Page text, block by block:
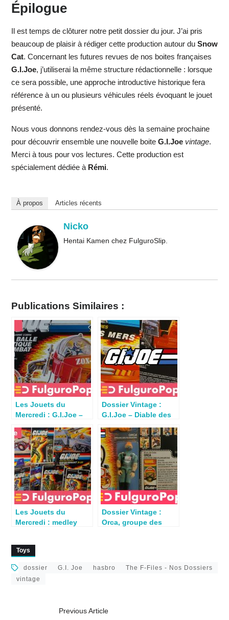
Épilogue
Il est temps de clôturer notre petit dossier du jour. J’ai pris
beaucoup de plaisir à rédiger cette production autour du Snow
Cat. Concernant les futures revues de nos boites françaises
G.I.Joe, j’utiliserai la même structure rédactionnelle : lorsque
ce sera possible, une approche introductive historique fera
référence à un ou plusieurs véhicules réels évoquant le jouet
présenté.
Nous vous donnons rendez-vous dès la semaine prochaine
pour découvrir ensemble une nouvelle boite G.I.Joe vintage.
Merci à tous pour vos lectures. Cette production est
spécialement dédiée à Rémi.
À propos Articles récents
Nicko
Hentai Kamen chez FulguroSlip.
Publications Similaires :
Les Jouets du
Mercredi : G.I.Joe –
1989)
Dossier Vintage :
G.I.Joe – Diable des
Les Jouets du
Mercredi : medley
Dossier Vintage :
Orca, groupe des
Toys
dossier G.I. Joe hasbro
The F-Files - Nos Dossiers
vintage
Previous Article